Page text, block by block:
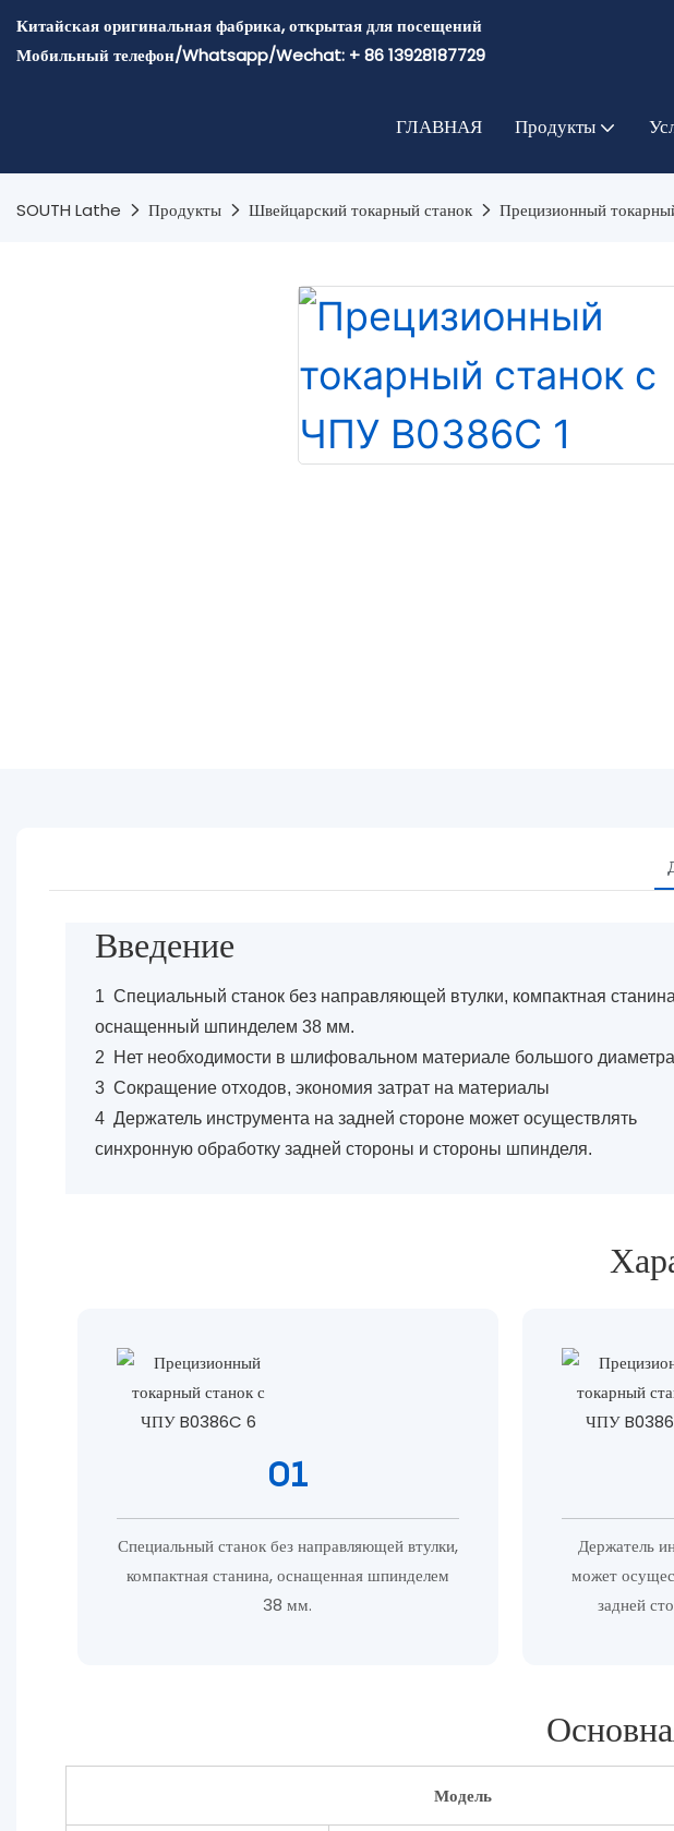
Китайская оригинальная фабрика, открытая для посещений
Мобильный телефон/Whatsapp/Wechat: + 86 13928187729
ГЛАВНАЯ Продукты
SOUTH Lathe Продукты Швейцарский токарный станок Прецизионный
Введение
1 Специальный станок без направляющей втулки, компактная
оснащенный шпинделем 38 мм.
2
Нет необходимости в шлифовальном материале большого
3 Сокращение отходов, экономия затрат на материалы
4 Держатель инструмента на задней стороне может осуществлять
синхронную обработку задней стороны и стороны шпинделя.
01
Специальный станок без направляющей втулки,
компактная станина, оснащенная шпинделем
38 мм.
Держатель
может
задней
Модель